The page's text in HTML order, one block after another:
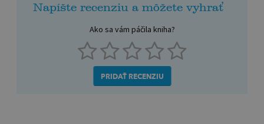
Napíšte recenziu a môžete vyhrať
Ako sa vám páčila kniha?
PRIDAŤ RECENZIU